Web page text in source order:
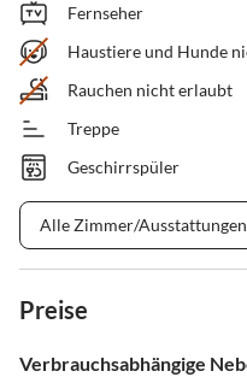
Fernseher
Haustiere und Hunde
Rauchen nicht erlaubt
Treppe
Geschirrspüler
Alle Zimmer/Ausstattungen
Preise
Verbrauchsabhängige